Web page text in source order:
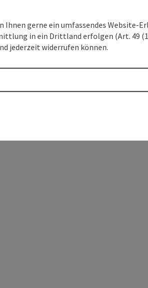
Ihnen gerne ein umfassendes Website-
in ein Drittland erfolgen (Art. 49
jederzeit widerrufen können.